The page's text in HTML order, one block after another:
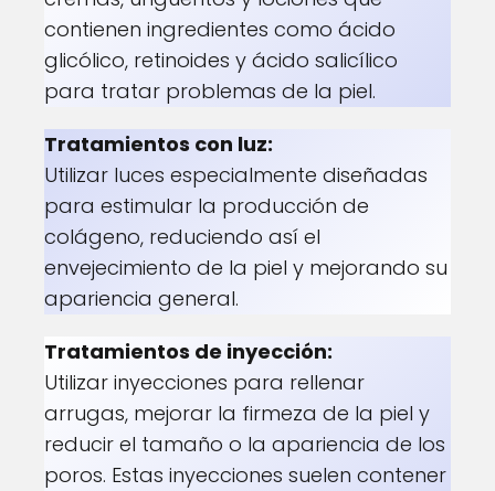
contienen ingredientes como ácido
glicólico, retinoides y ácido salicílico
para tratar problemas de la piel.
Tratamientos con luz:
Utilizar luces especialmente diseñadas
para estimular la producción de
colágeno, reduciendo así el
envejecimiento de la piel y mejorando su
apariencia general.
Tratamientos de inyección:
Utilizar inyecciones para rellenar
arrugas, mejorar la firmeza de la piel y
reducir el tamaño o la apariencia de los
poros. Estas inyecciones suelen contener